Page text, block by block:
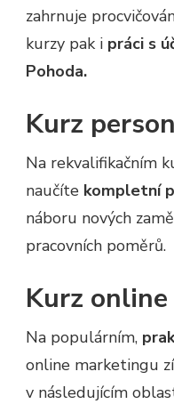
zahrnuje
kurzy pak i práci s
Pohoda.
Kurz
Na rekvalifikačním
naučíte kompletní
náboru nových
pracovních poměrů.
Kurz
Na populárním,
online marketingu
v následujícím